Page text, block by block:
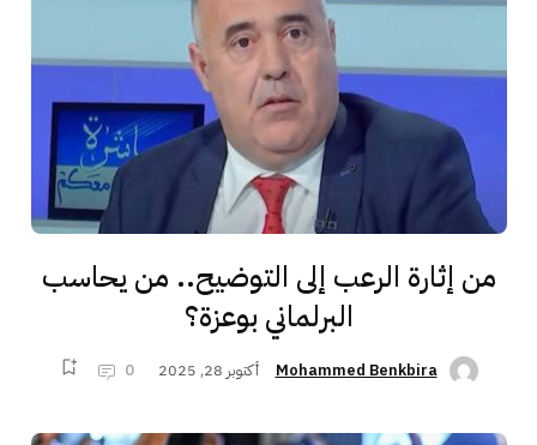
من إثارة الرعب إلى التوضيح.. من يحاسب
البرلماني بوعزة؟
Mohammed Benkbira أكتوبر 28, 2025 0